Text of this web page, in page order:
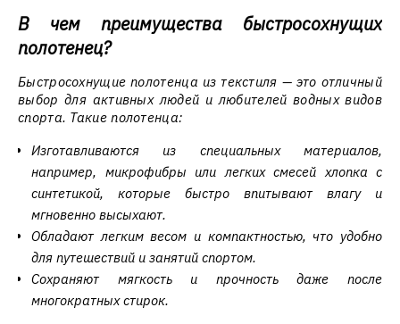
В чем преимущества быстросохнущих
полотенец?
Быстросохнущие полотенца из текстиля — это отличный
выбор для активных людей и любителей водных видов
спорта. Такие полотенца:
Изготавливаются из специальных материалов,
например, микрофибры или легких смесей хлопка с
синтетикой, которые быстро впитывают влагу и
мгновенно высыхают.
Обладают легким весом и компактностью, что удобно
для путешествий и занятий спортом.
Сохраняют мягкость и прочность даже после
многократных стирок.